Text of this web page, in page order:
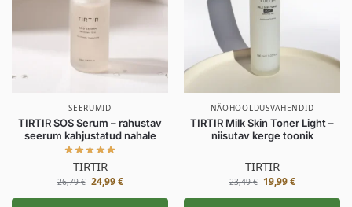
SEERUMID
TIRTIR SOS Serum – rahustav
seerum kahjustatud nahale
TIRTIR
26,79€ 24,99€
NÄOHOOLDUSVAHENDID
TIRTIR Milk Skin Toner Light –
niisutav kerge toonik
TIRTIR
23,49€ 19,99€